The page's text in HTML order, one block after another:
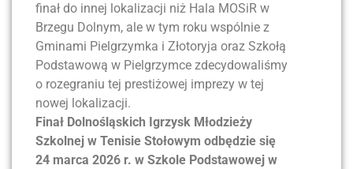
finał do innej lokalizacji niż Hala MOSiR w
Brzegu Dolnym, ale w tym roku wspólnie z
Gminami Pielgrzymka i Złotoryja oraz Szkołą
Podstawową w Pielgrzymce zdecydowaliśmy
o rozegraniu tej prestiżowej imprezy w tej
nowej lokalizacji.
Finał Dolnośląskich Igrzysk Młodzieży
Szkolnej w Tenisie Stołowym odbędzie się
24 marca 2026 r. w Szkole Podstawowej w